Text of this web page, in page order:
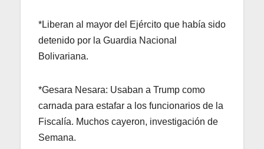
*Liberan al mayor del Ejército que había sido
detenido por la Guardia Nacional
Bolivariana.
*Gesara Nesara: Usaban a Trump como
carnada para estafar a los funcionarios de la
Fiscalía. Muchos cayeron, investigación de
Semana.